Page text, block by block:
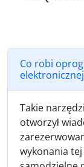
Co robi
Takie
otworzył
wykonania